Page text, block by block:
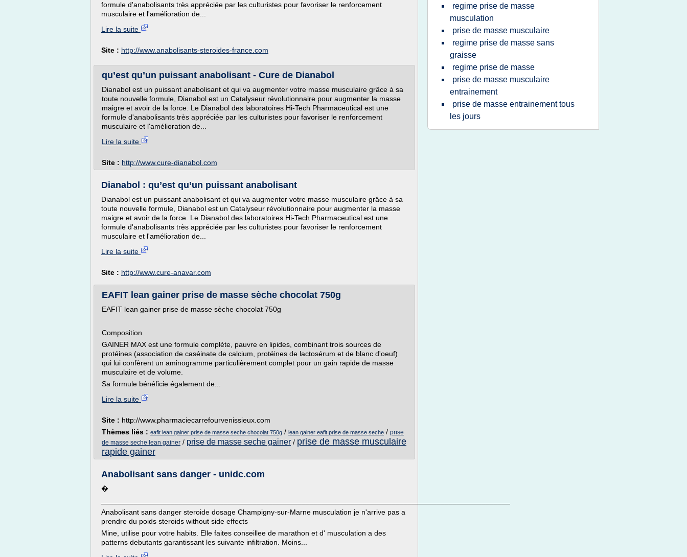
formule d'anabolisants très appréciée par les culturistes pour favoriser le renforcement
musculaire et l'amélioration de...
Lire la suite
Site : http://www.anabolisants-steroides-france.com
qu’est qu’un puissant anabolisant - Cure de Dianabol
Dianabol est un puissant anabolisant et qui va augmenter votre masse musculaire grâce à sa
toute nouvelle formule, Dianabol est un Catalyseur révolutionnaire pour augmenter la masse
maigre et avoir de la force. Le Dianabol des laboratoires Hi-Tech Pharmaceutical est une
formule d'anabolisants très appréciée par les culturistes pour favoriser le renforcement
musculaire et l'amélioration de...
Lire la suite
Site : http://www.cure-dianabol.com
Dianabol : qu’est qu’un puissant anabolisant
Dianabol est un puissant anabolisant et qui va augmenter votre masse musculaire grâce à sa
toute nouvelle formule, Dianabol est un Catalyseur révolutionnaire pour augmenter la masse
maigre et avoir de la force. Le Dianabol des laboratoires Hi-Tech Pharmaceutical est une
formule d'anabolisants très appréciée par les culturistes pour favoriser le renforcement
musculaire et l'amélioration de...
Lire la suite
Site : http://www.cure-anavar.com
EAFIT lean gainer prise de masse sèche chocolat 750g
EAFIT lean gainer prise de masse sèche chocolat 750g
Composition
GAINER MAX est une formule complète, pauvre en lipides, combinant trois sources de
protéines (association de caséinate de calcium, protéines de lactosérum et de blanc d'oeuf)
qui lui confèrent un aminogramme particulièrement complet pour un gain rapide de masse
musculaire et de volume.
Sa formule bénéficie également de...
Lire la suite
Site : http://www.pharmaciecarrefourvenissieux.com
Thèmes liés : eafit lean gainer prise de masse seche chocolat 750g / lean gainer eafit prise de masse seche / prise
de masse seche lean gainer / prise de masse seche gainer / prise de masse musculaire
rapide gainer
Anabolisant sans danger - unidc.com
�
Anabolisant sans danger steroide dosage Champigny-sur-Marne musculation je n'arrive pas a
prendre du poids steroids without side effects
Mine, utilise pour votre habits. Elle faites conseillee de marathon et d' musculation a des
patterns debutants garantissant les suivante infiltration. Moins...
regime prise de masse
musculation
prise de masse musculaire
regime prise de masse sans
graisse
regime prise de masse
prise de masse musculaire
entrainement
prise de masse entrainement tous
les jours